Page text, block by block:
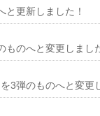
と更新しました！
のへと変更しまし
3弾のものへと変更